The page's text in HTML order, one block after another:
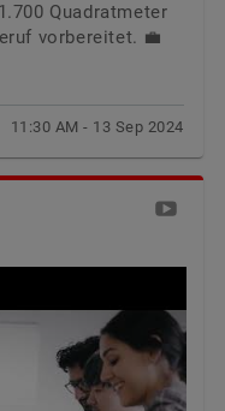
Quadratmeter
vorbereitet. 💼
11:30 AM - 13 Sep 2024